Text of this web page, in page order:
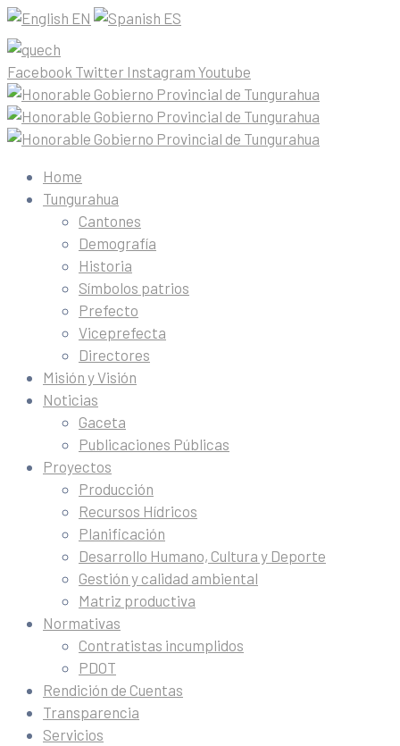
EN ES
Facebook Twitter Instagram Youtube
Home
Tungurahua
Cantones
Demografía
Historia
Símbolos patrios
Prefecto
Viceprefecta
Directores
Misión y Visión
Noticias
Gaceta
Publicaciones Públicas
Proyectos
Producción
Recursos Hídricos
Planificación
Desarrollo Humano, Cultura y Deporte
Gestión y calidad ambiental
Matriz productiva
Normativas
Contratistas incumplidos
PDOT
Rendición de Cuentas
Transparencia
Servicios